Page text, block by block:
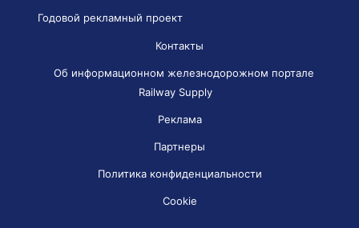
Годовой рекламный проект
Контакты
Об информационном железнодорожном портале
Railway Supply
Реклама
Партнеры
Политика конфиденциальности
Cookie